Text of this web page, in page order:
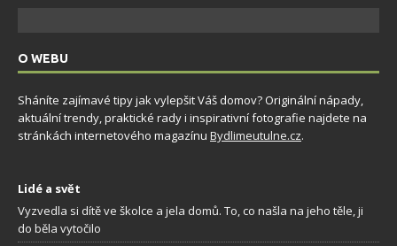
O WEBU
Sháníte zajímavé tipy jak vylepšit Váš domov? Originální nápady,
aktuální trendy, praktické rady i inspirativní fotografie najdete na
stránkách internetového magazínu Bydlimeutulne.cz.
Lidé a svět
Vyzvedla si dítě ve školce a jela domů. To, co našla na jeho těle, ji
do běla vytočilo